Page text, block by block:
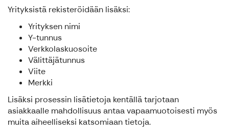
Yrityksistä rekisteröidään lisäksi:
Yrityksen nimi
Y-tunnus
Verkkolaskuosoite
Välittäjätunnus
Viite
Merkki
Lisäksi prosessin lisätietoja kentällä tarjotaan
asiakkaalle mahdollisuus antaa vapaamuotoisesti myös
muita aiheelliseksi katsomiaan tietoja.